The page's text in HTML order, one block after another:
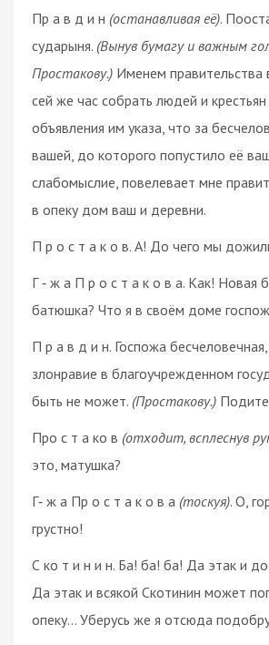
Пр а в д и н (останавливая её).
сударыня. (Вынув бумагу и важным
Простакову.) Именем правительства
сей же час собрать людей и
объявления им указа, что за
вашей, до которого попустило её
слабомыслие, повелевает мне
в опеку дом ваш и деревни.
П р о с т а к о в. А! До чего мы
Г ‑ ж а П р о с т а к о в а. Как! Новая
батюшка? Что я в своём доме
П р а в д и н. Госпожа
злонравие в благоучрежденном
быть не может. (Простакову.)
Про с т а ко в (отходит, всплеснув
это, матушка?
Г‑ ж а Пр о с т а к о в а (тоскуя). О,
грустно!
С ко т и н и н. Ба! ба! ба! Да этак и
Да этак и всякой Скотинин может
опеку… Уберусь же я отсюда